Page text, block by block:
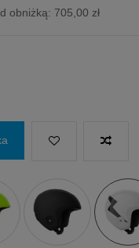
obniżką: 705,00 zł